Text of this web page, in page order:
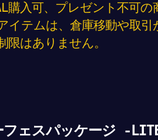
購入可、プレゼント不可の
テムは、倉庫移動や取引
はありません。
フェスパッケージ -